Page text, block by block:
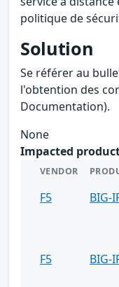
politique de
Solution
Se référer au
l'obtention des
Documentation).
None
Impacted
VENDOR
F5 BIG-
F5
BIG-